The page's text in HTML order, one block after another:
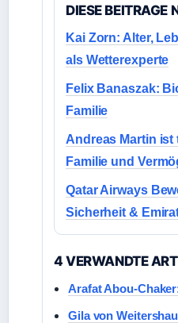
DIESE BEITRAGE
Kai Zorn: Alter,
als Wetterexperte
Felix Banaszak:
Familie
Andreas Martin
Familie und
Qatar Airways
Sicherheit &
4 VERWANDTE
Arafat Abou-
Gila von